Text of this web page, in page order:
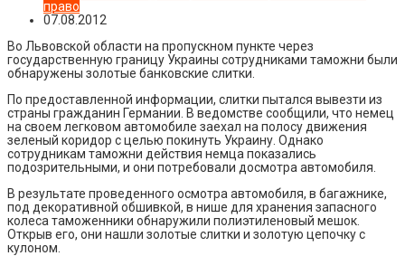
право
07.08.2012
Во Львовской области на пропускном пункте через
государственную границу Украины сотрудниками таможни были
обнаружены золотые банковские слитки.
По предоставленной информации, слитки пытался вывезти из
страны гражданин Германии. В ведомстве сообщили, что немец
на своем легковом автомобиле заехал на полосу движения
зеленый коридор с целью покинуть Украину. Однако
сотрудникам таможни действия немца показались
подозрительными, и они потребовали досмотра автомобиля.
В результате проведенного осмотра автомобиля, в багажнике,
под декоративной обшивкой, в нише для хранения запасного
колеса таможенники обнаружили полиэтиленовый мешок.
Открыв его, они нашли золотые слитки и золотую цепочку с
кулоном.